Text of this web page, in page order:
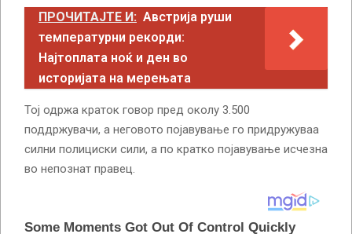
ПРОЧИТАЈТЕ И: Австрија руши
температурни рекорди:
Најтоплата ноќ и ден во
историјата на мерењата
Тој одржа краток говор пред околу 3.500
поддржувачи, а неговото појавување го придружуваа
силни полициски сили, а по кратко појавување исчезна
во непознат правец.